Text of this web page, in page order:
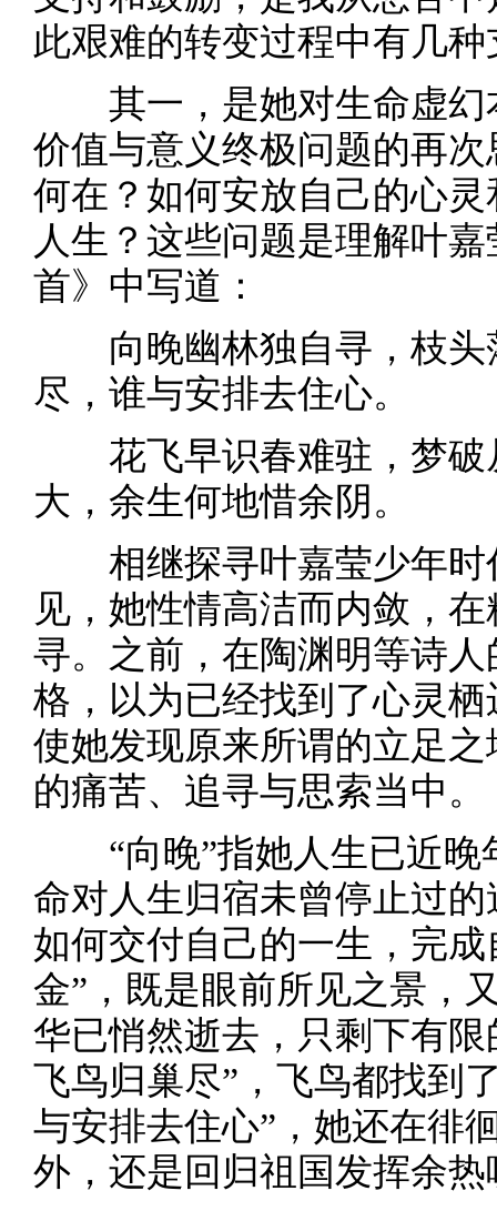
此艰难的转变过程中有几
其一，是她对生命虚幻
价值与意义终极问题的再
何在？如何安放自己的心
人生？这些问题是理解叶
首》中写道：
向晚幽林独自寻，枝头
尽，谁与安排去住心。
花飞早识春难驻，梦破
大，余生何地惜余阴。
相继探寻叶嘉莹少年时
见，她性情高洁而内敛，
寻。之前，在陶渊明等诗
格，以为已经找到了心灵
使她发现原来所谓的立足
的痛苦、追寻与思索当中。
“向晚”指她人生已近晚
命对人生归宿未曾停止过
如何交付自己的一生，完
金”，既是眼前所见之景，
华已悄然逝去，只剩下有
飞鸟归巢尽”，飞鸟都找到
与安排去住心”，她还在徘
外，还是回归祖国发挥余热